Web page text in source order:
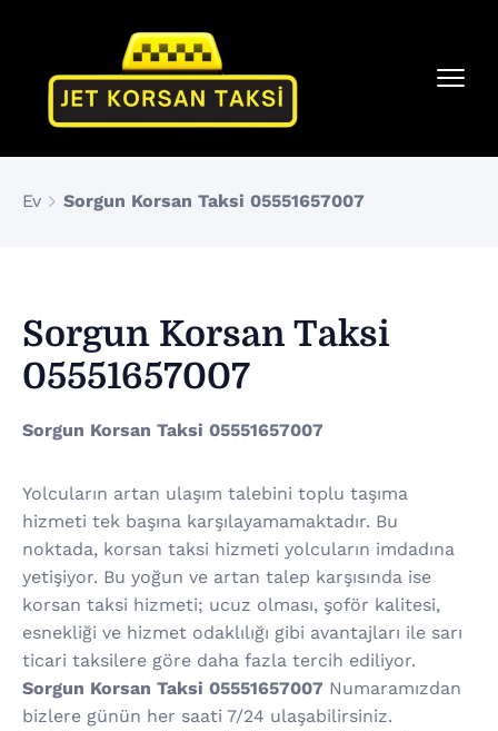
Ev Sorgun Korsan Taksi 05551657007
Sorgun Korsan Taksi
05551657007
Sorgun Korsan Taksi 05551657007
Yolcuların artan ulaşım talebini toplu taşıma
hizmeti tek başına karşılayamamaktadır. Bu
noktada, korsan taksi hizmeti yolcuların imdadına
yetişiyor. Bu yoğun ve artan talep karşısında ise
korsan taksi hizmeti; ucuz olması, şoför kalitesi,
esnekliği ve hizmet odaklılığı gibi avantajları ile sarı
ticari taksilere göre daha fazla tercih ediliyor.
Sorgun Korsan Taksi 05551657007 Numaramızdan
bizlere günün her saati 7/24 ulaşabilirsiniz.